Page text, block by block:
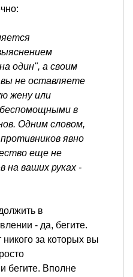
один", а своим
вы не оставляете
жену или
в
Одним словом,
явно
еще не
на ваших руках -
в
- да, бегите.
никого за которых вы
бегите. Вполне